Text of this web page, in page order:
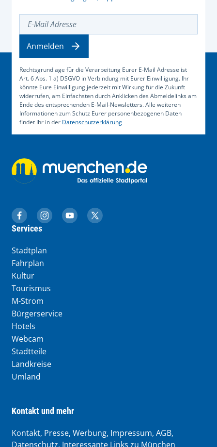
Rechtsgrundlage für die Verarbeitung Eurer E-Mail Adresse ist
Art. 6 Abs. 1 a) DSGVO in Verbindung mit Eurer Einwilligung. Ihr
könnte Eure Einwilligung jederzeit mit Wirkung für die Zukunft
widerrufen, am Einfachsten durch Anklicken des Abmeldelinks am
Ende des entsprechenden E-Mail-Newsletters. Alle weiteren
Informationen zum Schutz Eurer personenbezogenen Daten
findet Ihr in der Datenschutzerklärung
Anmelden
muenchen.de auf Facebook
muenchen.de auf Instagram
muenchen.de auf YouTube
muenchen.de auf X
Services
Stadtplan
Fahrplan
Kultur
Tourismus
M-Strom
Bürgerservice
Hotels
Webcam
Stadtteile
Landkreise
Umland
Kontakt und mehr
Kontakt, Presse, Werbung, Impressum, AGB,
Datenschutz, Interessante Links zu München